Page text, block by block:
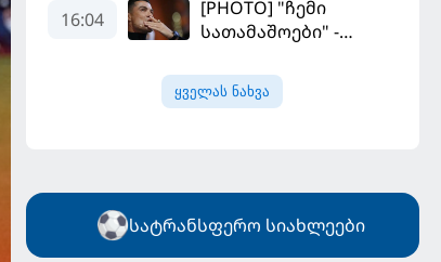
16:04
[PHOTO] "ჩემი
სათამაშოები" -
ძვირფასი ავტოპარკი
აჩვენა
ყველას ნახვა
სატრანსფერო სიახლეები